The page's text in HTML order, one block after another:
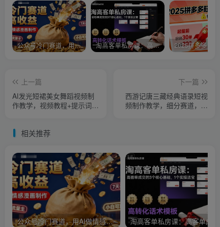
公众号冷门赛道，用AI做情感漫画，7天开通流量主，操作简单，小白可玩 淘高客单私房课：高客单成交的3个核心基础，1个实操法宝
上一篇
AI发光短裙美女舞蹈视频制
作教学，视频教程+提示词
下一篇
西游记唐三藏经典语录短视
频制作教学，细分赛道，可
相关推荐
公众号冷门赛道，用AI做情感漫画，7天开通流量主，操作简单，小白可玩